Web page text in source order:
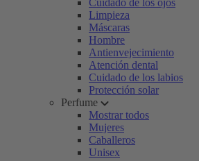
Cuidado de los ojos
Limpieza
Máscaras
Hombre
Antienvejecimiento
Atención dental
Cuidado de los labios
Protección solar
Perfume
Mostrar todos
Mujeres
Caballeros
Unisex